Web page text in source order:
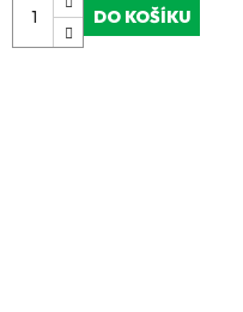
DO KOŠÍKU